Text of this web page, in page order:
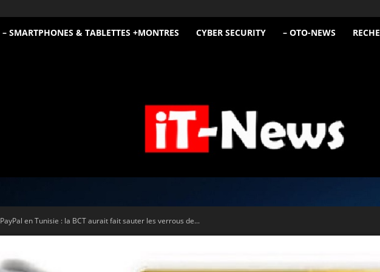
– SMARTPHONES & TABLETTES +MONTRES CYBER SECURITY – OTO-NEWS
iT
PayPal en Tunisie : la BCT aurait fait sauter les verrous de...